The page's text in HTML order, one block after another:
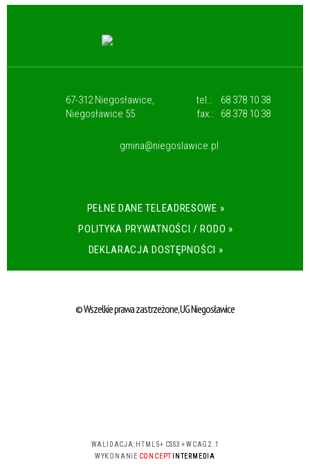
67-312 Niegosławice,
Niegosławice 55
tel.:
68 378 10 38
fax.:
68 378 10 38
gmina@niegoslawice.pl
PEŁNE DANE TELEADRESOWE »
POLITYKA PRYWATNOŚCI / RODO »
DEKLARACJA DOSTĘPNOŚCI »
© Wszelkie prawa zastrzeżone, UG Niegosławice
WALIDACJA: HTML5+ CSS3 +WCAG 2.1
WYKONANIE CONCEPT INTERMEDIA